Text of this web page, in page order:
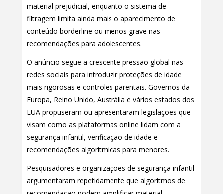
material prejudicial, enquanto o sistema de
filtragem limita ainda mais o aparecimento de
conteúdo borderline ou menos grave nas
recomendações para adolescentes.
O anúncio segue a crescente pressão global nas
redes sociais para introduzir proteções de idade
mais rigorosas e controles parentais. Governos da
Europa, Reino Unido, Austrália e vários estados dos
EUA propuseram ou apresentaram legislações que
visam como as plataformas online lidam com a
segurança infantil, verificação de idade e
recomendações algorítmicas para menores.
Pesquisadores e organizações de segurança infantil
argumentaram repetidamente que algoritmos de